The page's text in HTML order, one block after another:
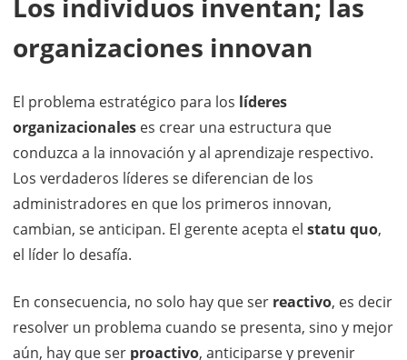
Los individuos inventan; las
organizaciones innovan
El problema estratégico para los líderes
organizacionales es crear una estructura que
conduzca a la innovación y al aprendizaje respectivo.
Los verdaderos líderes se diferencian de los
administradores en que los primeros innovan,
cambian, se anticipan. El gerente acepta el statu quo,
el líder lo desafía.
En consecuencia, no solo hay que ser reactivo, es decir
resolver un problema cuando se presenta, sino y mejor
aún, hay que ser proactivo, anticiparse y prevenir